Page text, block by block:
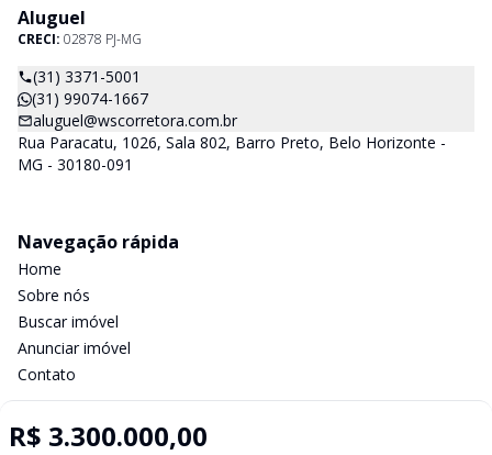
R$ 3.300.000,00
Aluguel
CRECI: 02878 PJ-MG
(31) 3371-5001
(31) 99074-1667
aluguel@wscorretora.com.br
Rua Paracatu, 1026, Sala 802, Barro Preto, Belo Horizonte -
MG - 30180-091
Navegação rápida
Home
Sobre nós
Buscar imóvel
Anunciar imóvel
Contato